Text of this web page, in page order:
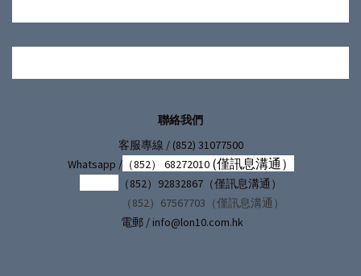
聯絡我們
客服專線 / (852) 31077500
Whatsapp /（852） 68272010 (僅訊息溝通）
（852）92832867（僅訊息溝通）
（852）67567703（僅訊息溝通）
電郵 / info@lon10.com.hk